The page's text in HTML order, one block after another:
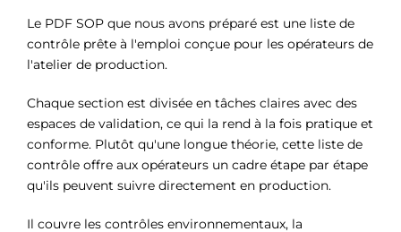
Le PDF SOP que nous avons préparé est une liste de
contrôle prête à l'emploi conçue pour les opérateurs de
l'atelier de production.
Chaque section est divisée en tâches claires avec des
espaces de validation, ce qui la rend à la fois pratique et
conforme. Plutôt qu'une longue théorie, cette liste de
contrôle offre aux opérateurs un cadre étape par étape
qu'ils peuvent suivre directement en production.
Il couvre les contrôles environnementaux, la